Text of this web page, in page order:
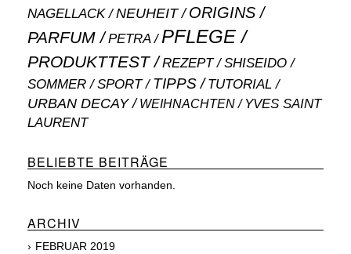
NAGELLACK NEUHEIT ORIGINS
PARFUM PETRA PFLEGE
PRODUKTTEST REZEPT SHISEIDO
SOMMER SPORT TIPPS TUTORIAL
URBAN DECAY WEIHNACHTEN
YVES SAINT
LAURENT
BELIEBTE BEITRÄGE
Noch keine Daten vorhanden.
ARCHIV
FEBRUAR 2019